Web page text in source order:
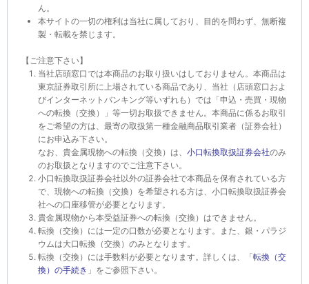
ん。
本サイトの一切の権利は当社に属しており、目的を問わず、無断複
製・転載を禁じます。
【ご注意下さい】
当社店頭窓口では本商品のお取り扱いはしておりません。本商品は
東京証券取引所に上場されている商品であり、当社（店頭窓口およ
びインターネットバンキング等いずれも）では「申込・売買・現物
への転換（交換）」等一切お取扱できません。本商品に係るお取引
をご希望の方は、最寄の取扱第一種金融商品取引業者（証券会社）
にお申込み下さい。
なお、貴金属現物への転換（交換）は、 小口転換取扱証券会社のみ
のお取扱となりますのでご注意下さい。
小口転換取扱証券会社以外の証券会社で本商品を保有されている方
で、現物への転換（交換）を希望される方は、小口転換取扱証券会
社への口座移管が必要となります。
貴金属現物から本受益証券への転換（交換）はできません。
転換（交換）には一定の口数が必要となります。また、銀・パラジ
ウムは大口転換（交換）のみとなります。
転換（交換）には手数料が必要となります。詳しくは、「転換（交
換）の手続き 」をご参照下さい。